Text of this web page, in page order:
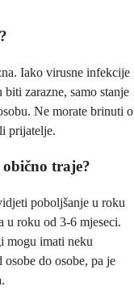
Iako virusne infekcije
zarazne, samo stanje
Ne morate brinuti o
prijatelje.
traje?
poboljšanje u roku
u roku od 3-6 mjeseci.
mogu imati neku
do osobe, pa je